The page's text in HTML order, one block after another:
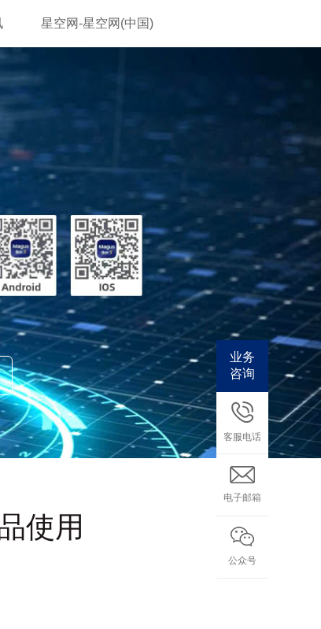
星空网-星空网(中国)
使用
业务
咨询
客服电话
电子邮箱
公众号